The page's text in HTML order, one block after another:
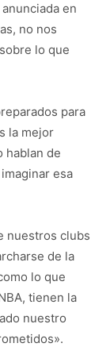
en
no nos
lo que
para
la mejor
hablan de
esa
nuestros clubs
de la
lo que
tienen la
nuestro